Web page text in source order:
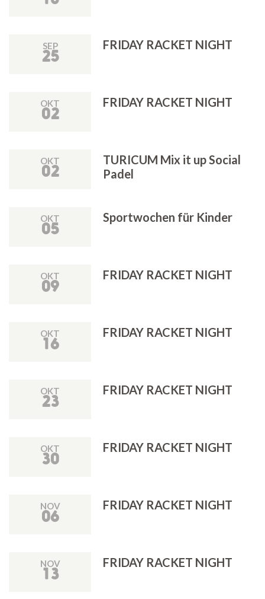
SEP
25
FRIDAY RACKET NIGHT
OKT
02
FRIDAY RACKET NIGHT
OKT
02
TURICUM Mix it up Social
Padel
OKT
05
Sportwochen für Kinder
OKT
09
FRIDAY RACKET NIGHT
OKT
16
FRIDAY RACKET NIGHT
OKT
23
FRIDAY RACKET NIGHT
OKT
30
FRIDAY RACKET NIGHT
NOV
06
FRIDAY RACKET NIGHT
NOV
13
FRIDAY RACKET NIGHT